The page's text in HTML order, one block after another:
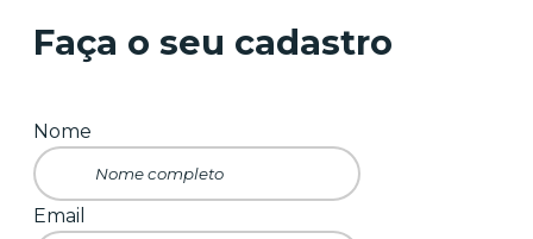
Faça o seu cadastro
Nome
Email